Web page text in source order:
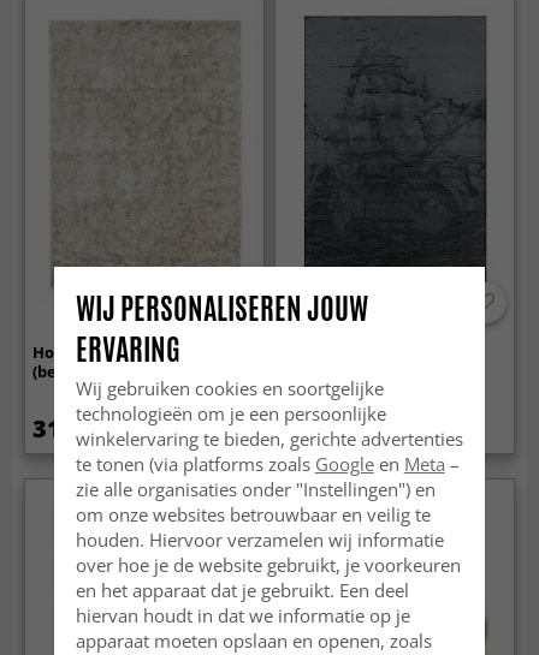
Hoogpolig vloerkleed - Cosy
(beige)
31.99 €
(antraciet)
34.99 €
Nieuw
WIJ PERSONALISEREN JOUW
ERVARING
Wij gebruiken cookies en soortgelijke
technologieën om je een persoonlijke
winkelervaring te bieden, gerichte advertenties
te tonen (via platforms zoals Googleen Meta –
zie alle organisaties onder "Instellingen") en
om onze websites betrouwbaar en veilig te
houden. Hiervoor verzamelen wij informatie
over hoe je de website gebruikt, je voorkeuren
en het apparaat dat je gebruikt. Een deel
hiervan houdt in dat we informatie op je
apparaat moeten opslaan en openen, zoals